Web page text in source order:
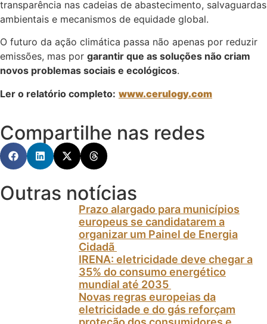
transparência nas cadeias de abastecimento, salvaguardas
ambientais e mecanismos de equidade global.
O futuro da ação climática passa não apenas por reduzir
emissões, mas por garantir que as soluções não criam
novos problemas sociais e ecológicos.
Ler o relatório completo: www.cerulogy.com
Compartilhe nas redes
Outras notícias
Prazo alargado para municípios
europeus se candidatarem a
organizar um Painel de Energia
Cidadã
IRENA: eletricidade deve chegar a
35% do consumo energético
mundial até 2035
Novas regras europeias da
eletricidade e do gás reforçam